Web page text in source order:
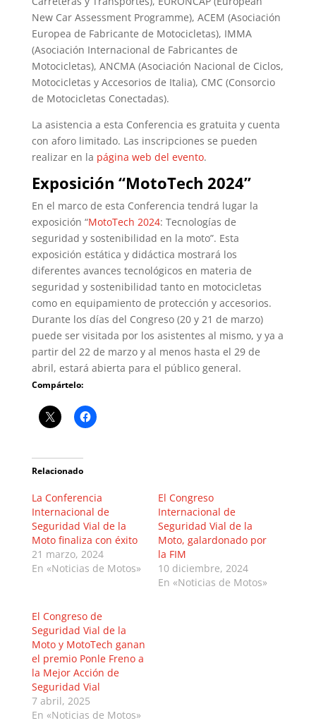
New Car Assessment Programme), ACEM (Asociación
Europea de Fabricante de Motocicletas), IMMA
(Asociación Internacional de Fabricantes de
Motocicletas), ANCMA (Asociación Nacional de Ciclos,
Motocicletas y Accesorios de Italia), CMC (Consorcio
de Motocicletas Conectadas).
La asistencia a esta Conferencia es gratuita y cuenta
con aforo limitado. Las inscripciones se pueden
realizar en la página web del evento.
Exposición “MotoTech 2024”
En el marco de esta Conferencia tendrá lugar la
exposición “MotoTech 2024: Tecnologías de
seguridad y sostenibilidad en la moto”. Esta
exposición estática y didáctica mostrará los
diferentes avances tecnológicos en materia de
seguridad y sostenibilidad tanto en motocicletas
como en equipamiento de protección y accesorios.
Durante los días del Congreso (20 y 21 de marzo)
puede ser visitada por los asistentes al mismo, y ya a
partir del 22 de marzo y al menos hasta el 29 de
abril, estará abierta para el público general.
Compártelo:
Relacionado
La Conferencia
Internacional de
Seguridad Vial de la
Moto finaliza con éxito
21 marzo, 2024
En «Noticias de Motos»
El Congreso
Internacional de
Seguridad Vial de la
Moto, galardonado por
la FIM
10 diciembre, 2024
En «Noticias de Motos»
El Congreso de
Seguridad Vial de la
Moto y MotoTech ganan
el premio Ponle Freno a
la Mejor Acción de
Seguridad Vial
7 abril, 2025
En «Noticias de Motos»